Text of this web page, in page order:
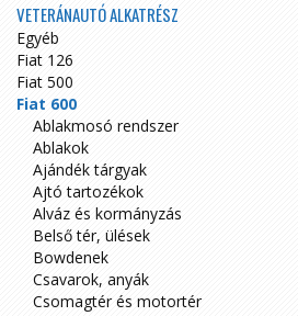
VETERÁNAUTÓ ALKATRÉSZ
Egyéb
Fiat 126
Fiat 500
Fiat 600
Ablakmosó rendszer
Ablakok
Ajándék tárgyak
Ajtó tartozékok
Alváz és kormányzás
Belső tér, ülések
Bowdenek
Csavarok, anyák
Csomagtér és motortér